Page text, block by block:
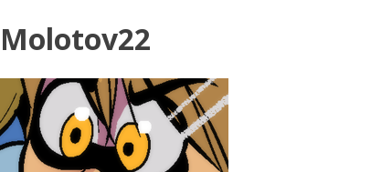
Molotov22